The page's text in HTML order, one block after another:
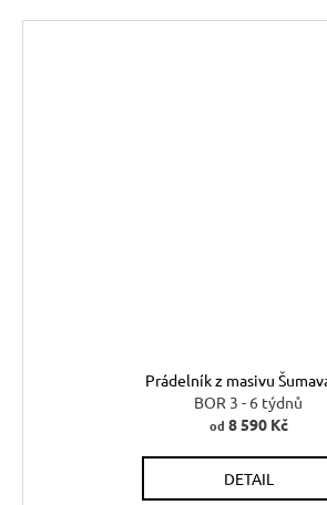
Prádelník z masivu
BOR 3 - 6 týdnů
od 8 590 Kč
DETAIL